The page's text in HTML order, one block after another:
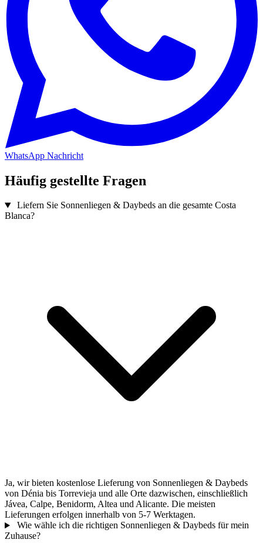
WhatsApp Nachricht
Häufig gestellte Fragen
Liefern Sie Sonnenliegen & Daybeds an die gesamte Costa
Blanca?
Ja, wir bieten kostenlose Lieferung von Sonnenliegen & Daybeds
von Dénia bis Torrevieja und alle Orte dazwischen, einschließlich
Jávea, Calpe, Benidorm, Altea und Alicante. Die meisten
Lieferungen erfolgen innerhalb von 5-7 Werktagen.
Wie wähle ich die richtigen Sonnenliegen & Daybeds für mein
Zuhause?